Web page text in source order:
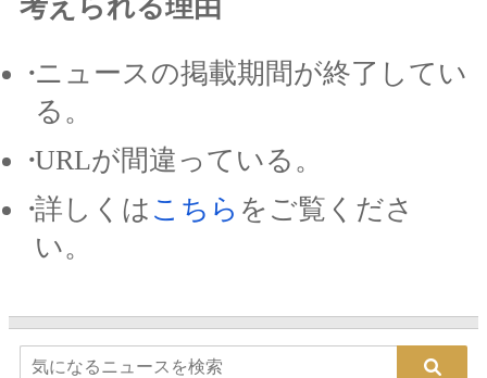
考えられる理由
ニュースの掲載期間が終了してい
る。
URLが間違っている。
詳しくは こちら をご覧くださ
い。